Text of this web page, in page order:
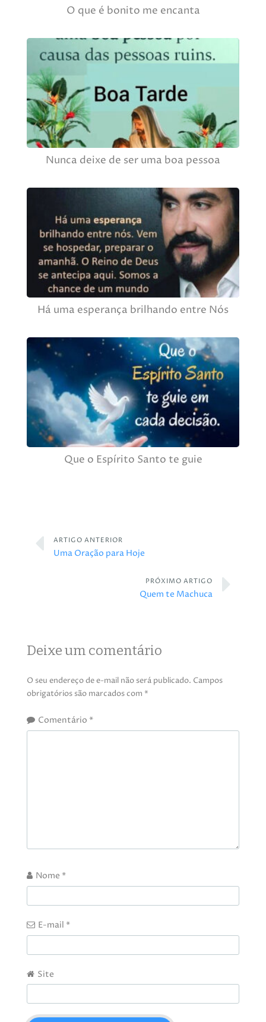
O que é bonito me encanta
Nunca deixe de ser uma boa pessoa
Há uma esperança brilhando entre Nós
Que o Espírito Santo te guie
ARTIGO ANTERIOR
Uma Oração para Hoje
PRÓXIMO ARTIGO
Quem te Machuca
Deixe um comentário
O seu endereço de e-mail não será publicado. Campos
obrigatórios são marcados com *
Comentário *
Nome *
E-mail *
Site